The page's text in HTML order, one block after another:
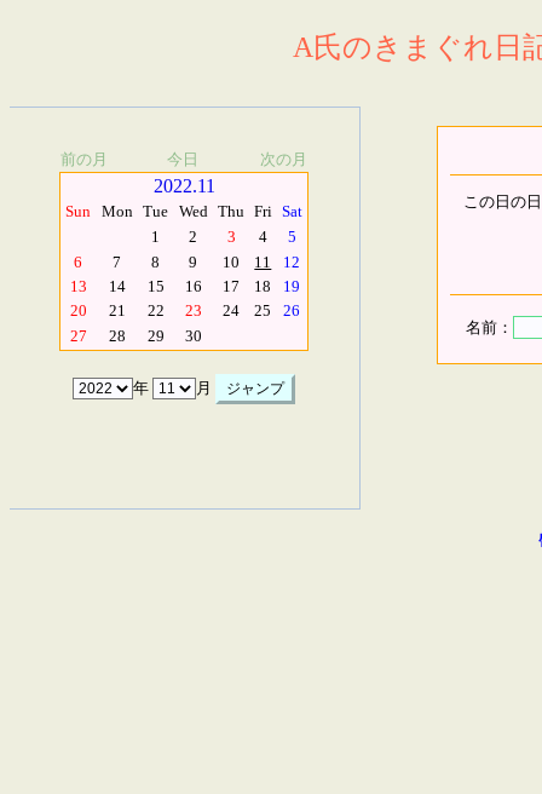
A氏のきまぐれ日
前の月 今日 次の月
2022.11
Sun Mon Tue Wed Thu Fri Sat
1
2 3 4
5
6
7 8 9 10 11
12
13
14 15 16 17 18
19
20
21 22 23 24 25
26
27
28 29 30
年 月
この日の
名前：